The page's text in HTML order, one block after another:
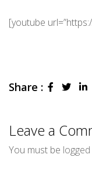
[youtube
Share :
Leave a
You must be logged